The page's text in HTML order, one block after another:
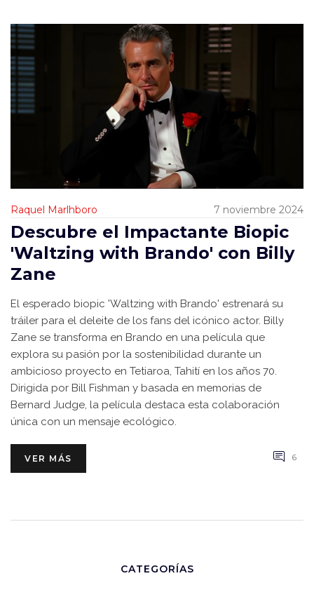
Raquel Marlhboro 7 noviembre 2024
Descubre el Impactante Biopic
'Waltzing with Brando' con Billy
Zane
El esperado biopic 'Waltzing with Brando' estrenará su
tráiler para el deleite de los fans del icónico actor. Billy
Zane se transforma en Brando en una película que
explora su pasión por la sostenibilidad durante un
ambicioso proyecto en Tetiaroa, Tahití en los años 70.
Dirigida por Bill Fishman y basada en memorias de
Bernard Judge, la película destaca esta colaboración
única con un mensaje ecológico.
VER MÁS 6
CATEGORÍAS